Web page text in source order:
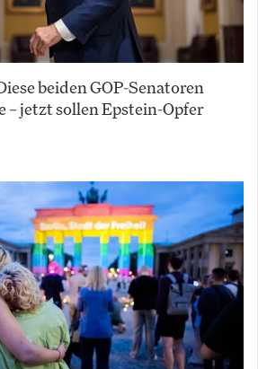
beiden GOP-Senatoren
– jetzt sollen Epstein-Opfer